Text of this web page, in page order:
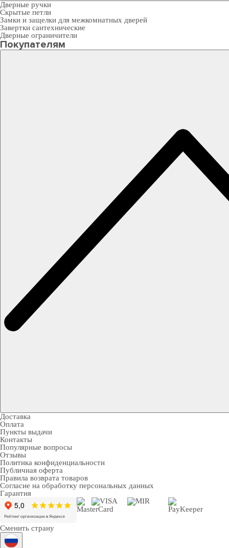
Дверные ручки
Скрытые петли
Замки и защелки для межкомнатных дверей
Завертки сантехнические
Дверные ограничители
Покупателям
Доставка
Оплата
Пункты выдачи
Контакты
Популярные вопросы
Отзывы
Политика конфиденциальности
Публичная оферта
Правила возврата товаров
Согласие на обработку персональных данных
Гарантия
Сменить страну